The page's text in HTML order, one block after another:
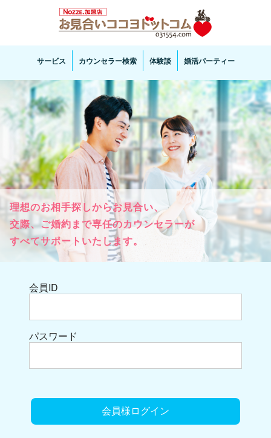
お見合い・結婚相談ならお見合いココヨドットコムへ。専任の結婚カウンセラーがサポートいた
します。
サービス カウンセラー検索 体験談 婚活パーティー
理想のお相手探しからお見合い、
交際、ご婚約まで専任のカウンセラーが
すべてサポートいたします。
会員ID
パスワード